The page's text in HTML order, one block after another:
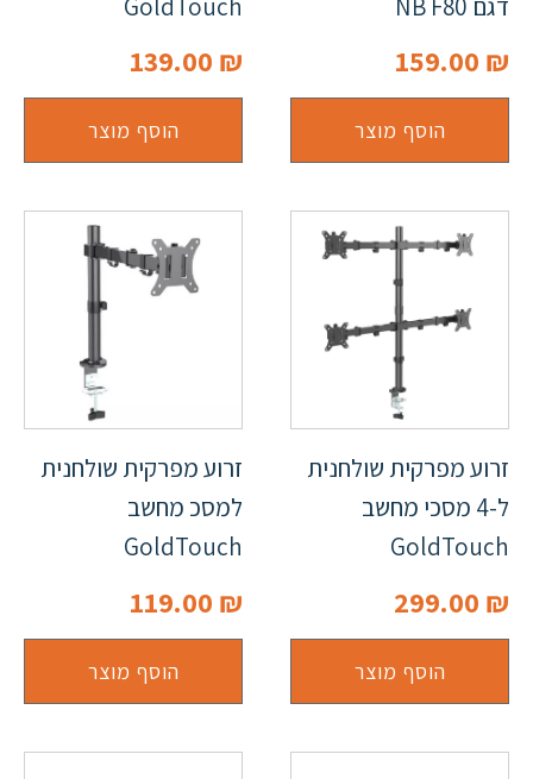
דגם NB F80
159.00 ₪
הוסף מוצר
GoldTouch
139.00 ₪
הוסף מוצר
זרוע מפרקית שולחנית
ל-4 מסכי מחשב
GoldTouch
299.00 ₪
הוסף מוצר
זרוע מפרקית שולחנית
למסכ מחשב
GoldTouch
119.00 ₪
הוסף מוצר